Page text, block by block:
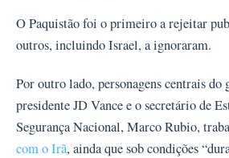
O Paquistão foi o primeiro a rejeitar
outros, incluindo Israel, a ignoraram.
Por outro lado, personagens centrais do
presidente JD Vance e o secretário de
Segurança Nacional, Marco Rubio,
com o Irã, ainda que sob condições